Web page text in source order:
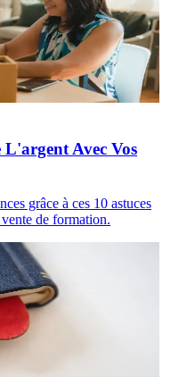
L'argent Avec Vos
grâce à ces 10 astuces
de formation.